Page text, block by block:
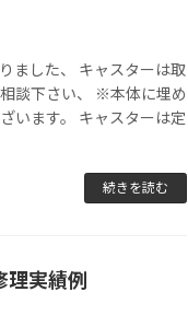
ました、 キャスターは取
談下さい、 ※本体に埋め
います。 キャスターは定
続きを読む
理実績例